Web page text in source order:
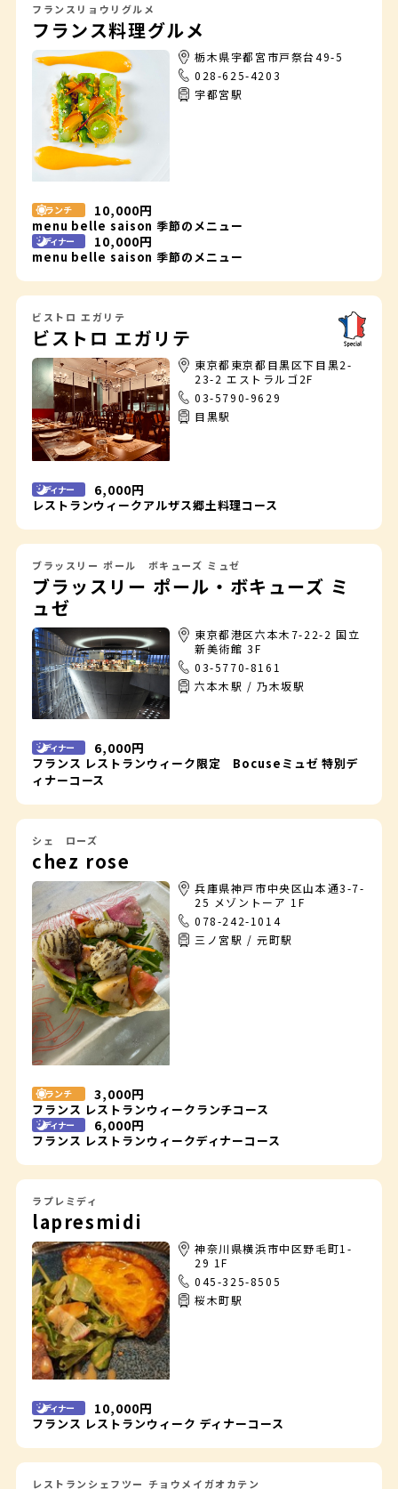
フランス料理グルメ
フランスリョウリグルメ
栃木県宇都宮市戸祭台49-5
028-625-4203
宇都宮駅
ランチ
menu belle saison 季節のメニュー
10,000円
ディナー
menu belle saison 季節のメニュー
10,000円
ビストロ エガリテ
ビストロ エガリテ
東京都東京都目黒区下目黒2-
23-2 エストラルゴ2F
03-5790-9629
目黒駅
ディナー
レストランウィークアルザス郷土料理コース
6,000円
ブラッスリー ポール・ボキューズ ミ
ュゼ
ブラッスリー ポール ボキューズ ミュゼ
東京都港区六本木7-22-2 国立
新美術館 3F
03-5770-8161
六本木駅 / 乃木坂駅
ディナー
フランス レストランウィーク限定 Bocuseミュゼ 特別デ
ィナーコース
6,000円
chez rose
シェ ローズ
兵庫県神戸市中央区山本通3-7-
25 メゾントーア 1F
078-242-1014
三ノ宮駅 / 元町駅
ランチ
フランス レストランウィークランチコース
3,000円
ディナー
フランス レストランウィークディナーコース
6,000円
lapresmidi
ラプレミディ
神奈川県横浜市中区野毛町1-
29 1F
045-325-8505
桜木町駅
ディナー
フランス レストランウィーク ディナーコース
10,000円
レストランシェフツー チョウメイガオカテン